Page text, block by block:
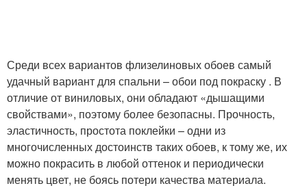
Среди всех вариантов флизелиновых обоев самый
удачный вариант для спальни – обои под покраску . В
отличие от виниловых, они обладают «дышащими
свойствами», поэтому более безопасны. Прочность,
эластичность, простота поклейки – одни из
многочисленных достоинств таких обоев, к тому же, их
можно покрасить в любой оттенок и периодически
менять цвет, не боясь потери качества материала.